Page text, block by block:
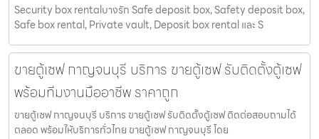
Security box rentalบางรัก Safe deposit box, Safety deposit box,
Safe box rental, Private vault, Deposit box rental และ S
ขายตู้เซฟ กาญจนบุรี บริการ ขายตู้เซฟ รับติดตั้งตู้เซฟ
พร้อมทีมงานมืออาชีพ ราคาถูก
ขายตู้เซฟ กาญจนบุรี บริการ ขายตู้เซฟ รับติดตั้งตู้เซฟ ติดต่อสอบถามได้
ตลอด พร้อมให้บริการทั่วไทย ขายตู้เซฟ กาญจนบุรี โดย